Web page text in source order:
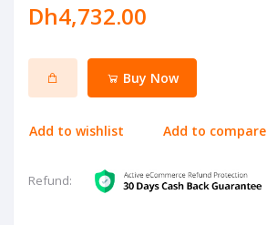
Dh4,732.00
Buy Now
Add to wishlist Add to compare
Refund: